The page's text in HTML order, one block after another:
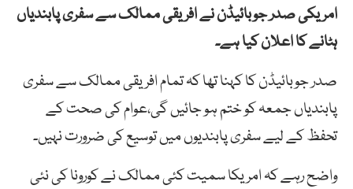
امریکی صدر جوبائیڈن نے افریقی ممالک سے سفری پابندیاں
ہٹانے کا اعلان کیا ہے۔
صدر جوبائیڈن کا کہنا تھا کہ تمام افریقی ممالک سے سفری
پابندیاں جمعہ کو ختم ہو جائیں گی،عوام کی صحت کے
تحفظ کے لیے سفری پابندیوں میں توسیع کی ضرورت نہیں۔
واضح رہے کہ امریکا سمیت کئی ممالک نے کورونا کی نئی